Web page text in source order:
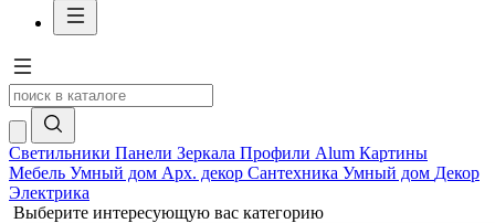
Светильники Панели Зеркала Профили Alum Картины
Мебель Умный дом Арх. декор Сантехника Умный дом Декор
Электрика
Выберите интересующую вас категорию